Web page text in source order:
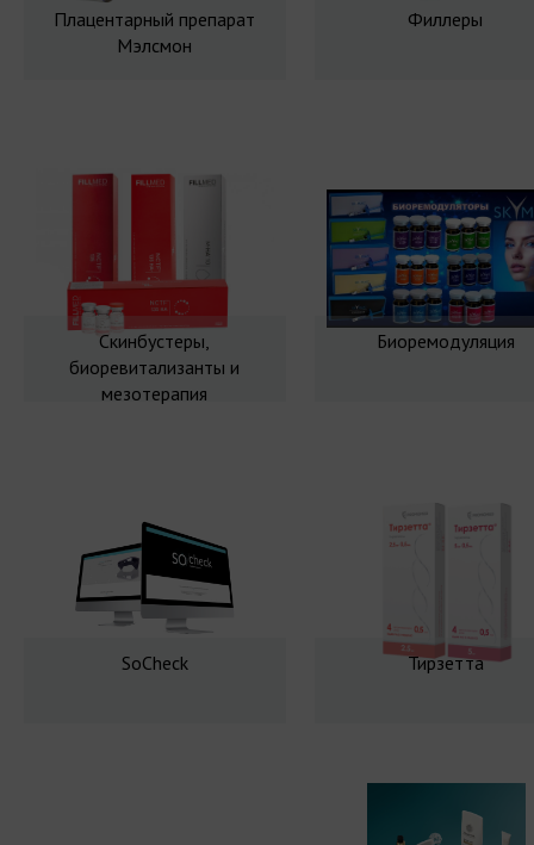
Плацентарный препарат
Мэлсмон
Филлеры
Скинбустеры,
биоревитализанты и
мезотерапия
Биоремодуляция
SoCheck Тирзетта